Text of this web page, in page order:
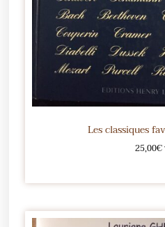
Les classiques
25,00€